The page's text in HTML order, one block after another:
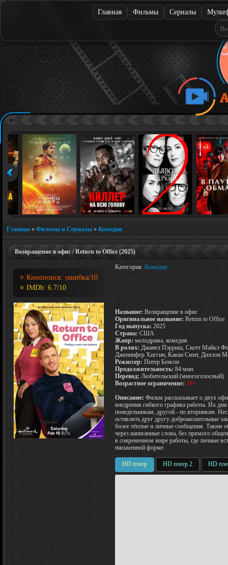
Главная Фильмы Сериалы
Главная » Фильмы и Сериалы » Комедии
Возвращение в офис / Return to Office (2025)
⭐ Кинопоиск: ошибка/10
⭐ IMDb: 6.7/10
Категория: Комедии
Название: Возвращение в офис
Оригинальное название: Return to Office
Год выпуска: 2025
Страна: США
Жанр: мелодрама, комедия
В ролях: Джанел Пэрриш, Скотт Майкл
Дженнифер Хиггин, Каван Смит, Диллон
Режиссер: Питер Бенсон
Продолжительность: 84 мин.
Перевод: Любительский (многоголосный)
Возрастное ограничение: 18+
Описание: Фильм рассказывает о двух
внедрения гибкого графика работы. Их
понедельникам, другой - по вторникам.
оставлять друг другу доброжелательные
более тёплые и личные сообщения. Таким
через написанные слова, без прямого
в современном мире работы, где личные
письменной форме.
HD плеер HD плеер 2 HD